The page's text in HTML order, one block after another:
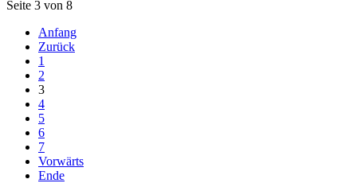
Seite 3 von 8
Anfang
Zurück
1
2
3
4
5
6
7
Vorwärts
Ende